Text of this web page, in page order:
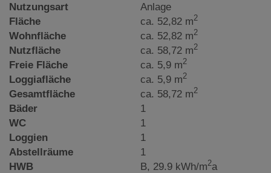
Nutzungsart
Anlage
Fläche
ca. 52,82 m2
Wohnfläche ca. 52,82 m2
Nutzfläche ca. 58,72 m2
Freie Fläche ca. 5,9 m2
Loggiafläche ca. 5,9 m2
Gesamtfläche ca. 58,72 m2
Bäder
1
WC
1
Loggien
1
Abstellräume
1
HWB
B, 29.9 kWh/m2a